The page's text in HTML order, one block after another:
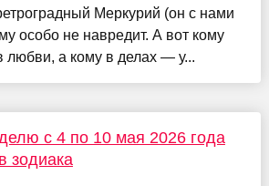
Меркурий (он с нами
особо не навредит. А вот кому
любви, а кому в делах — у...
с 4 по 10 мая 2026 года
зодиака